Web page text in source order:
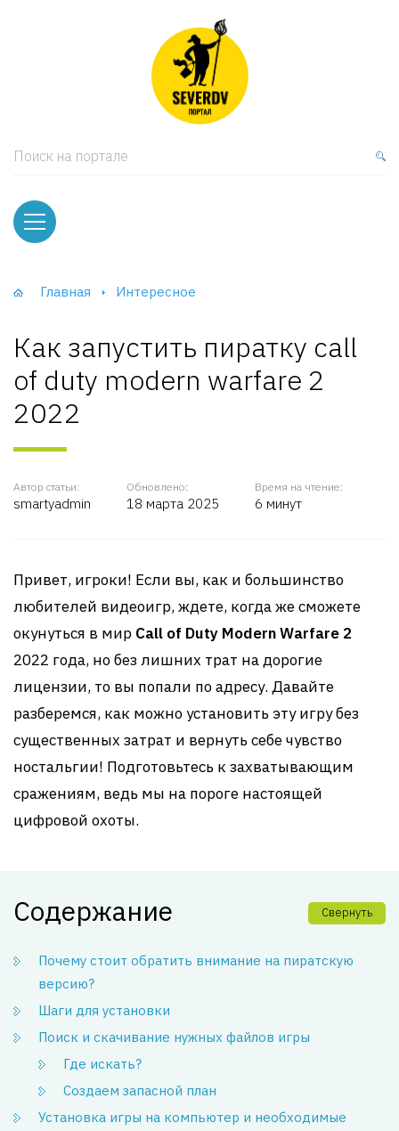
Поиск на портале
Главная Интересное
Как запустить пиратку call
of duty modern warfare 2
2022
Автор статьи:
smartyadmin
Обновлено:
18 марта 2025
Время на чтение:
6 минут
Привет, игроки! Если вы, как и большинство
любителей видеоигр, ждете, когда же сможете
окунуться в мир Call of Duty Modern Warfare 2
2022 года, но без лишних трат на дорогие
лицензии, то вы попали по адресу. Давайте
разберемся, как можно установить эту игру без
существенных затрат и вернуть себе чувство
ностальгии! Подготовьтесь к захватывающим
сражениям, ведь мы на пороге настоящей
цифровой охоты.
Содержание Свернуть
Почему стоит обратить внимание на пиратскую
версию?
Шаги для установки
Поиск и скачивание нужных файлов игры
Где искать?
Создаем запасной план
Установка игры на компьютер и необходимые
и тумбы